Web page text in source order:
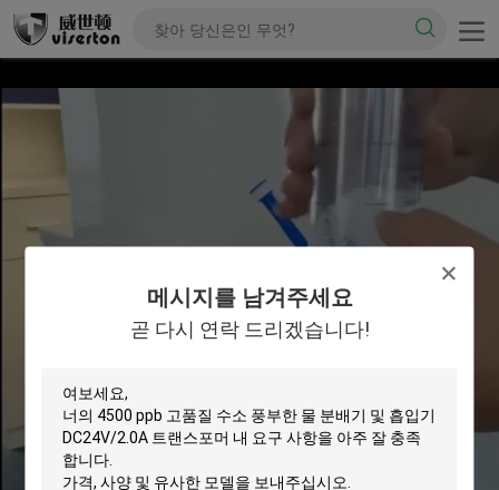
메시지를 남겨주세요
곧 다시 연락 드리겠습니다!